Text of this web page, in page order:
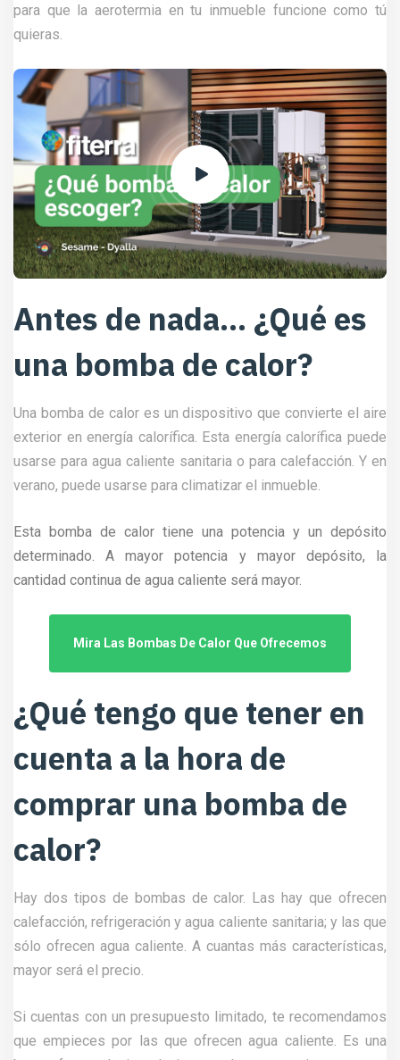
para que la aerotermia en tu inmueble funcione como tú
quieras.
Antes de nada... ¿Qué es
una bomba de calor?
Una bomba de calor es un dispositivo que convierte el aire
exterior en energía calorífica. Esta energía calorífica puede
usarse para agua caliente sanitaria o para calefacción. Y en
verano, puede usarse para climatizar el inmueble.
Esta bomba de calor tiene una potencia y un depósito
determinado. A mayor potencia y mayor depósito, la
cantidad continua de agua caliente será mayor.
Mira Las Bombas De Calor Que Ofrecemos
¿Qué tengo que tener en
cuenta a la hora de
comprar una bomba de
calor?
Hay dos tipos de bombas de calor. Las hay que ofrecen
calefacción, refrigeración y agua caliente sanitaria; y las que
sólo ofrecen agua caliente. A cuantas más características,
mayor será el precio.
Si cuentas con un presupuesto limitado, te recomendamos
que empieces por las que ofrecen agua caliente. Es una